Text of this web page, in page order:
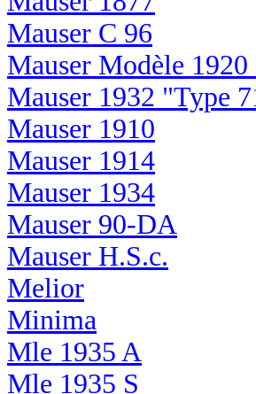
Mauser C 96
Mauser Modèle
Mauser 1932 "Type
Mauser 1910
Mauser 1914
Mauser 1934
Mauser 90-DA
Mauser H.S.c.
Melior
Minima
Mle 1935 A
Mle 1935 S